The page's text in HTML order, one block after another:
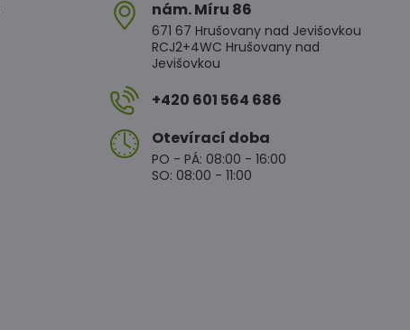
nám​. Míru 86
671 67 Hrušovany nad Jevišovkou
RCJ2+4WC Hrušovany nad
Jevišovkou
+420 601 564 686
Otevírací doba
PO - PÁ: 08:00 - 16:00
SO: 08:00 - 11:00